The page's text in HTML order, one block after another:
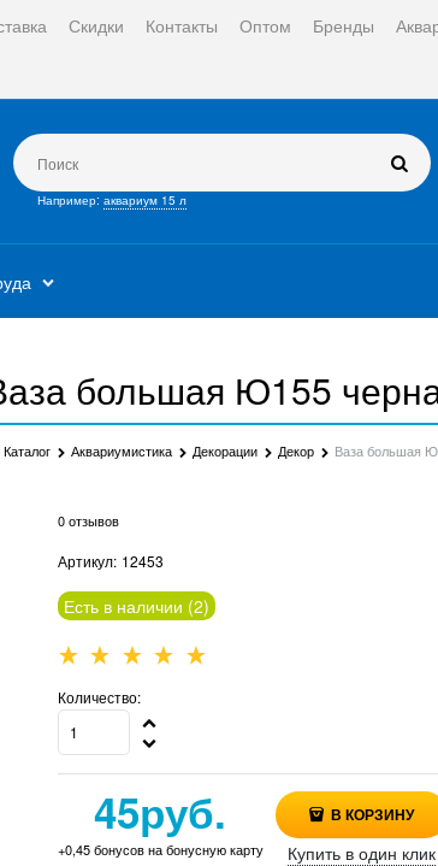
Скидки Контакты Оптом Бренды
Например: аквариум 15 л
большая Ю155
Каталог Аквариумистика Декорации Декор Ваза большая
0 отзывов
Артикул: 12453
Есть в наличии (2)
Количество:
45руб.
+0,45 бонусов на бонусную карту
В КОРЗИНУ
Купить в один клик